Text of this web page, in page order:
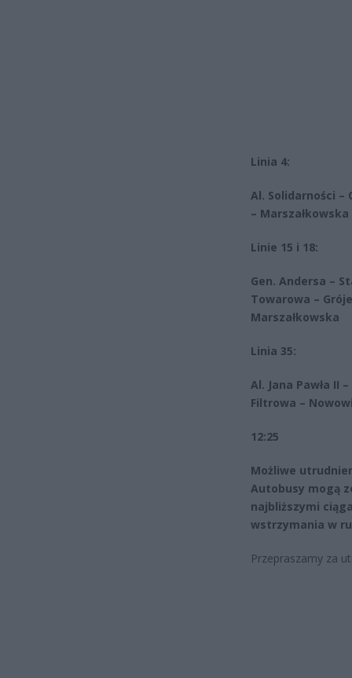
Linia 4:
Al. Solidarności
– Marszałkowska
Linie 15 i 18:
Gen. Andersa –
Towarowa –
Marszałkowska
Linia 35:
Al. Jana Pawła II
Filtrowa –
12:25
Możliwe
Autobusy mogą
najbliższymi
wstrzymania w
Przepraszamy za